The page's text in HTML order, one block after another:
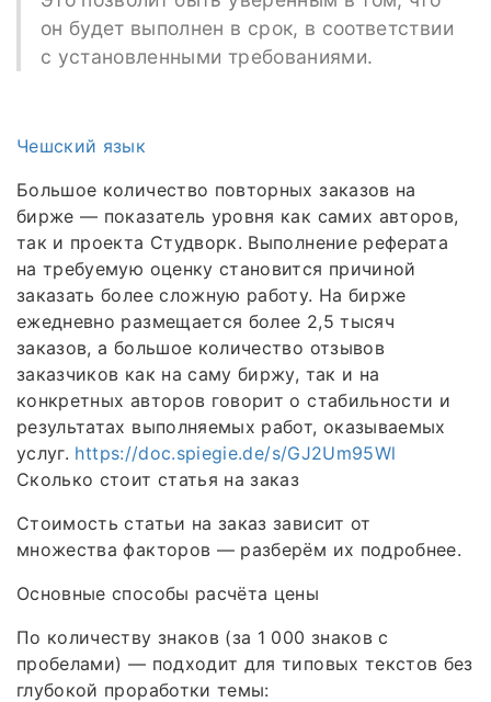
он будет выполнен в срок, в соответствии
с установленными требованиями.
Чешский язык
Большое количество повторных заказов на
бирже — показатель уровня как самих авторов,
так и проекта Студворк. Выполнение реферата
на требуемую оценку становится причиной
заказать более сложную работу. На бирже
ежедневно размещается более 2,5 тысяч
заказов, а большое количество отзывов
заказчиков как на саму биржу, так и на
конкретных авторов говорит о стабильности и
результатах выполняемых работ, оказываемых
услуг. https://doc.spiegie.de/s/GJ2Um95Wl
Сколько стоит статья на заказ
Стоимость статьи на заказ зависит от
множества факторов — разберём их подробнее.
Основные способы расчёта цены
По количеству знаков (за 1 000 знаков с
пробелами) — подходит для типовых текстов без
глубокой проработки темы: